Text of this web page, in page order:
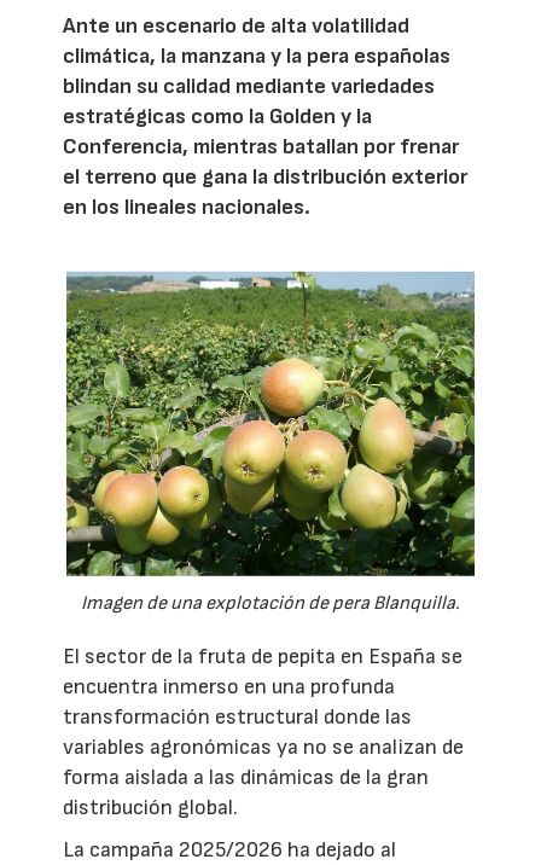
Ante un escenario de alta volatilidad
climática, la manzana y la pera españolas
blindan su calidad mediante variedades
estratégicas como la Golden y la
Conferencia, mientras batallan por frenar
el terreno que gana la distribución exterior
en los lineales nacionales.
Imagen de una explotación de pera Blanquilla.
El sector de la fruta de pepita en España se
encuentra inmerso en una profunda
transformación estructural donde las
variables agronómicas ya no se analizan de
forma aislada a las dinámicas de la gran
distribución global.
La campaña 2025/2026 ha dejado al